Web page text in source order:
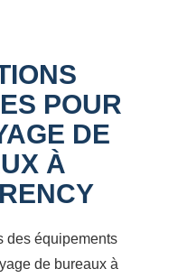
POUR
DE
À
des équipements
de bureaux à